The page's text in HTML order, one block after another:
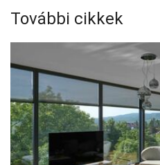
További cikkek